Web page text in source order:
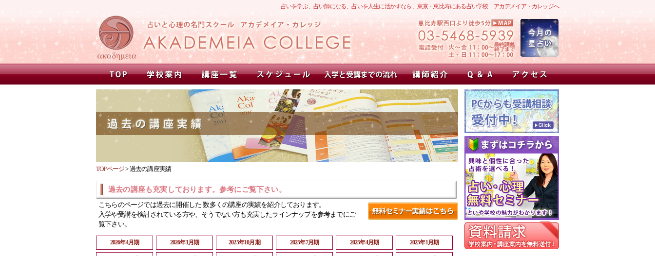
占いを学ぶ、占い師になる、占いを人生に活かすなら、東京・恵比寿にある占い学校 アカデメイア・カレッジへ
TOPページ>過去の講座実績
過去の講座も充実しております。参考にご覧下さい。
こちらのページでは過去に開催した 数多くの講座の実績を紹介しております。
入学や受講を検討されている方や、そうでない方も充実したラインナップを参考までにご
覧下さい。
2026年4月期 2026年1月期 2025年10月期 2025年7月期 2025年4月期 2025年1月期